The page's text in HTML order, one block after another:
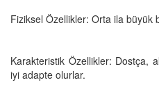
Fiziksel Özellikler: Orta ila büyük
Karakteristik Özellikler: Dostça,
iyi adapte olurlar.